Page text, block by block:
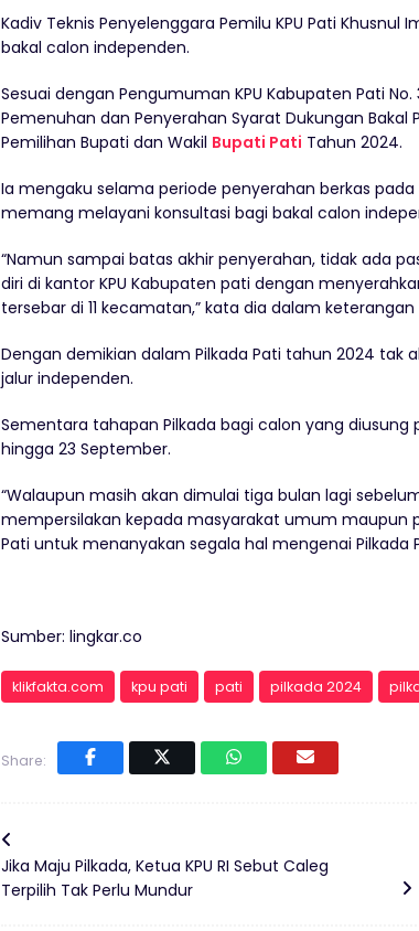
Kadiv Teknis Penyelenggara Pemilu KPU Pati
bakal calon independen.
Sesuai dengan Pengumuman KPU Kabupaten Pati
Pemenuhan dan Penyerahan Syarat Dukungan Bakal
Pemilihan Bupati dan Wakil Bupati Pati Tahun 2024.
Ia mengaku selama periode penyerahan berkas pada
memang melayani konsultasi bagi bakal calon
“Namun sampai batas akhir penyerahan, tidak ada
diri di kantor KPU Kabupaten pati dengan
tersebar di 11 kecamatan,” kata dia dalam
Dengan demikian dalam Pilkada Pati tahun 2024 tak
jalur independen.
Sementara tahapan Pilkada bagi calon yang diusung
hingga 23 September.
“Walaupun masih akan dimulai tiga bulan lagi
mempersilakan kepada masyarakat umum maupun
Pati untuk menanyakan segala hal mengenai Pilkada
Sumber: lingkar.co
klikfakta.com kpu pati pati pilkada 2024
Share:
Jika Maju Pilkada, Ketua KPU RI Sebut Caleg
Terpilih Tak Perlu Mundur